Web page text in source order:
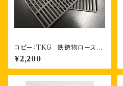
コピー：TKG 鉄鋳物ロースタ
ー（焼アミ） １枚
¥2,200